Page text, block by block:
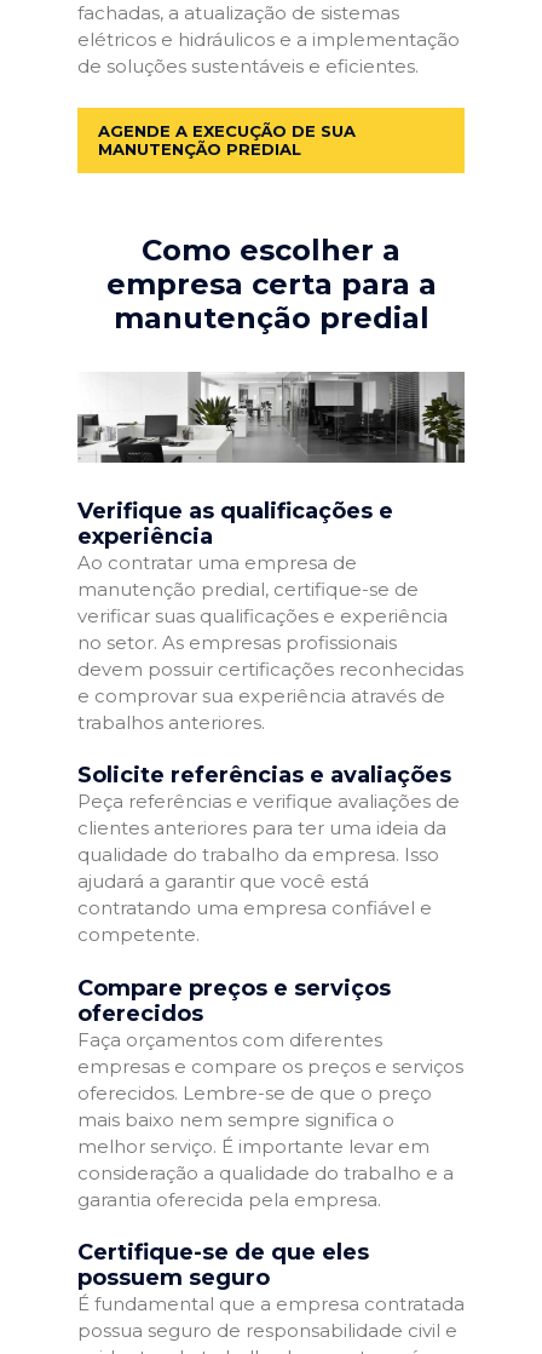
fachadas, a atualização de sistemas
elétricos e hidráulicos e a implementação
de soluções sustentáveis e eficientes.
AGENDE A EXECUÇÃO DE SUA
MANUTENÇÃO PREDIAL
Como escolher a
empresa certa para a
manutenção predial
Verifique as qualificações e
experiência
Ao contratar uma empresa de
manutenção predial, certifique-se de
verificar suas qualificações e experiência
no setor. As empresas profissionais
devem possuir certificações reconhecidas
e comprovar sua experiência através de
trabalhos anteriores.
Solicite referências e avaliações
Peça referências e verifique avaliações de
clientes anteriores para ter uma ideia da
qualidade do trabalho da empresa. Isso
ajudará a garantir que você está
contratando uma empresa confiável e
competente.
Compare preços e serviços
oferecidos
Faça orçamentos com diferentes
empresas e compare os preços e serviços
oferecidos. Lembre-se de que o preço
mais baixo nem sempre significa o
melhor serviço. É importante levar em
consideração a qualidade do trabalho e a
garantia oferecida pela empresa.
Certifique-se de que eles
possuem seguro
É fundamental que a empresa contratada
possua seguro de responsabilidade civil e